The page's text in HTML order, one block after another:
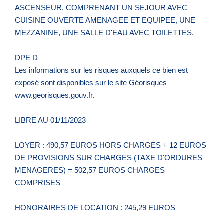
ASCENSEUR, COMPRENANT UN SEJOUR AVEC
CUISINE OUVERTE AMENAGEE ET EQUIPEE, UNE
MEZZANINE, UNE SALLE D'EAU AVEC TOILETTES.
DPE D
Les informations sur les risques auxquels ce bien est
exposé sont disponibles sur le site Géorisques
www.georisques.gouv.fr.
LIBRE AU 01/11/2023
LOYER : 490,57 EUROS HORS CHARGES + 12 EUROS
DE PROVISIONS SUR CHARGES (TAXE D'ORDURES
MENAGERES) = 502,57 EUROS CHARGES
COMPRISES
HONORAIRES DE LOCATION : 245,29 EUROS